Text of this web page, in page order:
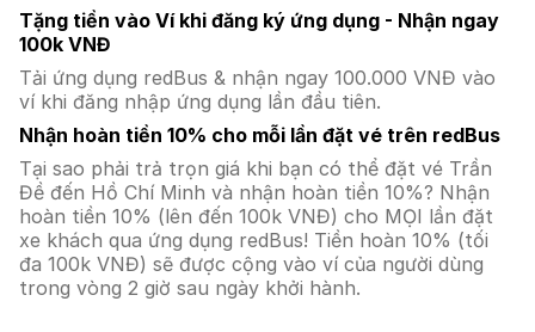
Tặng tiền vào Ví khi đăng ký ứng dụng - Nhận ngay
100k VNĐ
Tải ứng dụng redBus & nhận ngay 100.000 VNĐ vào
ví khi đăng nhập ứng dụng lần đầu tiên.
Nhận hoàn tiền 10% cho mỗi lần đặt vé trên redBus
Tại sao phải trả trọn giá khi bạn có thể đặt vé Trần
Đề đến Hồ Chí Minh và nhận hoàn tiền 10%? Nhận
hoàn tiền 10% (lên đến 100k VNĐ) cho MỌI lần đặt
xe khách qua ứng dụng redBus! Tiền hoàn 10% (tối
đa 100k VNĐ) sẽ được cộng vào ví của người dùng
trong vòng 2 giờ sau ngày khởi hành.